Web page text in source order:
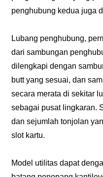
penghubung kedua juga
Lubang penghubung,
dari sambungan
dilengkapi dengan
butt yang sesuai, dan
secara merata di sekitar
sebagai pusat lingkaran.
dan sejumlah tonjolan
slot kartu.
Model utilitas dapat